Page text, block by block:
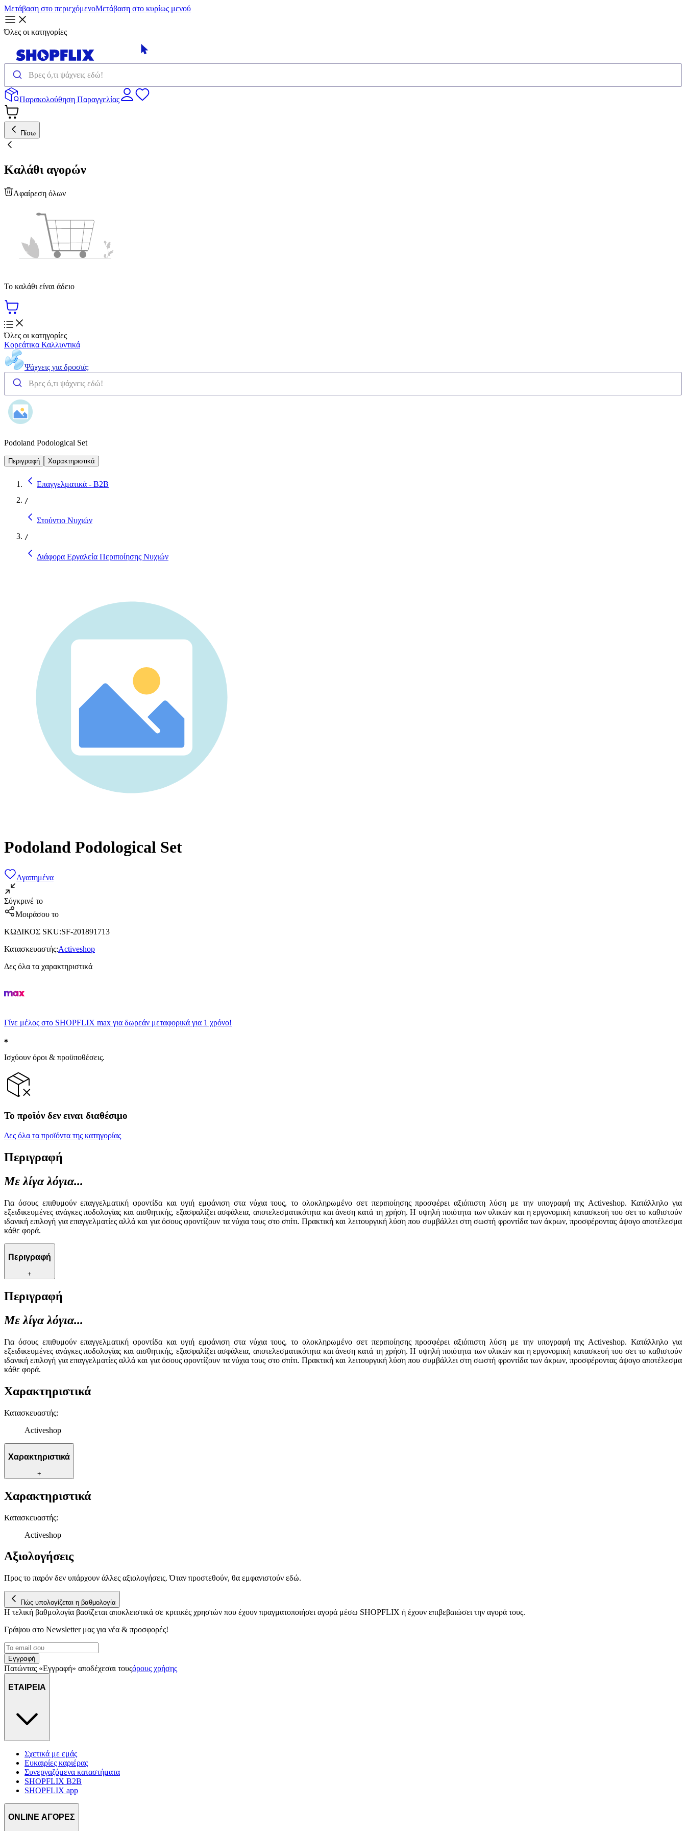
Μετάβαση στο περιεχόμενοΜετάβαση στο κυρίως μενού
Όλες οι κατηγορίες
Παρακολούθηση Παραγγελίας
Πίσω
Καλάθι αγορών
Αφαίρεση όλων
Το καλάθι είναι άδειο
Όλες οι κατηγορίες
Κορεάτικα Καλλυντικά
Ψάχνεις για δροσιά;
Podoland Podological Set
Περιγραφή Χαρακτηριστικά
Επαγγελματικά - B2B
/
Στούντιο Νυχιών
/
Διάφορα Εργαλεία Περιποίησης Νυχιών
Podoland Podological Set
Αγαπημένα
Σύγκρινέ το
Μοιράσου το
ΚΩΔΙΚΟΣ SKU:SF-201891713
Κατασκευαστής:Activeshop
Δες όλα τα χαρακτηριστικά
Γίνε μέλος στο SHOPFLIX max για δωρεάν μεταφορικά για 1 χρόνο!
Ισχύουν όροι & προϋποθέσεις.
Το προϊόν δεν ειναι διαθέσιμο
Δες όλα τα προϊόντα της κατηγορίας
Περιγραφή
Με λίγα λόγια...
Για όσους επιθυμούν επαγγελματική φροντίδα και υγιή εμφάνιση στα νύχια τους, το ολοκληρωμένο σετ περιποίησης προσφέρει αξιόπιστη λύση με την υπογραφή της Activeshop. Κατάλληλο για
εξειδικευμένες ανάγκες ποδολογίας και αισθητικής, εξασφαλίζει ασφάλεια, αποτελεσματικότητα και άνεση κατά τη χρήση. Η υψηλή ποιότητα των υλικών και η εργονομική κατασκευή του σετ το καθιστούν
ιδανική επιλογή για επαγγελματίες αλλά και για όσους φροντίζουν τα νύχια τους στο σπίτι. Πρακτική και λειτουργική λύση που συμβάλλει στη σωστή φροντίδα των άκρων, προσφέροντας άψογο αποτέλεσμα
κάθε φορά.
Περιγραφή
+
Περιγραφή
Με λίγα λόγια...
Για όσους επιθυμούν επαγγελματική φροντίδα και υγιή εμφάνιση στα νύχια τους, το ολοκληρωμένο σετ περιποίησης προσφέρει αξιόπιστη λύση με την υπογραφή της Activeshop. Κατάλληλο για
εξειδικευμένες ανάγκες ποδολογίας και αισθητικής, εξασφαλίζει ασφάλεια, αποτελεσματικότητα και άνεση κατά τη χρήση. Η υψηλή ποιότητα των υλικών και η εργονομική κατασκευή του σετ το καθιστούν
ιδανική επιλογή για επαγγελματίες αλλά και για όσους φροντίζουν τα νύχια τους στο σπίτι. Πρακτική και λειτουργική λύση που συμβάλλει στη σωστή φροντίδα των άκρων, προσφέροντας άψογο αποτέλεσμα
κάθε φορά.
Χαρακτηριστικά
Κατασκευαστής:
Activeshop
Χαρακτηριστικά
+
Χαρακτηριστικά
Κατασκευαστής:
Activeshop
Αξιολογήσεις
Προς το παρόν δεν υπάρχουν άλλες αξιολογήσεις. Όταν προστεθούν, θα εμφανιστούν εδώ.
Πώς υπολογίζεται η βαθμολογία
Η τελική βαθμολογία βασίζεται αποκλειστικά σε κριτικές χρηστών που έχουν πραγματοποιήσει αγορά μέσω SHOPFLIX ή έχουν επιβεβαιώσει την αγορά τους.
Γράψου στο Νewsletter μας για νέα & προσφορές!
Εγγραφή
Πατώντας «Εγγραφή» αποδέχεσαι τουςόρους χρήσης
ΕΤΑΙΡΕΙΑ
Σχετικά με εμάς
Ευκαιρίες καριέρας
Συνεργαζόμενα καταστήματα
SHOPFLIX B2B
SHOPFLIX app
ONLINE ΑΓΟΡΕΣ